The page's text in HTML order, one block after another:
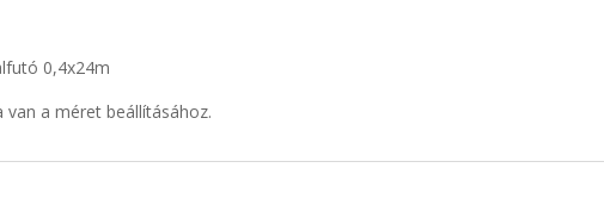
0,4x24m
a méret beállításához.